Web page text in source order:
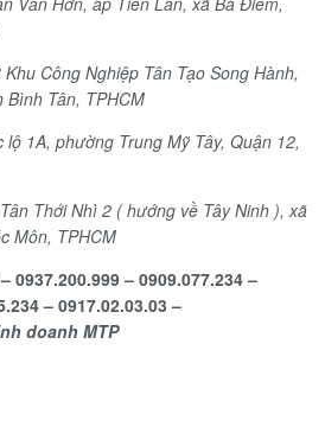
Khu Công Nghiệp Tân Tạo Song Hành,
Bình Tân, TPHCM
lộ 1A, phường Trung Mỹ Tây, Quận 12,
Thới Nhì 2 ( hướng về Tây Ninh ), xã
Môn, TPHCM
0937.200.999 – 0909.077.234 –
– 0917.02.03.03 –
doanh MTP